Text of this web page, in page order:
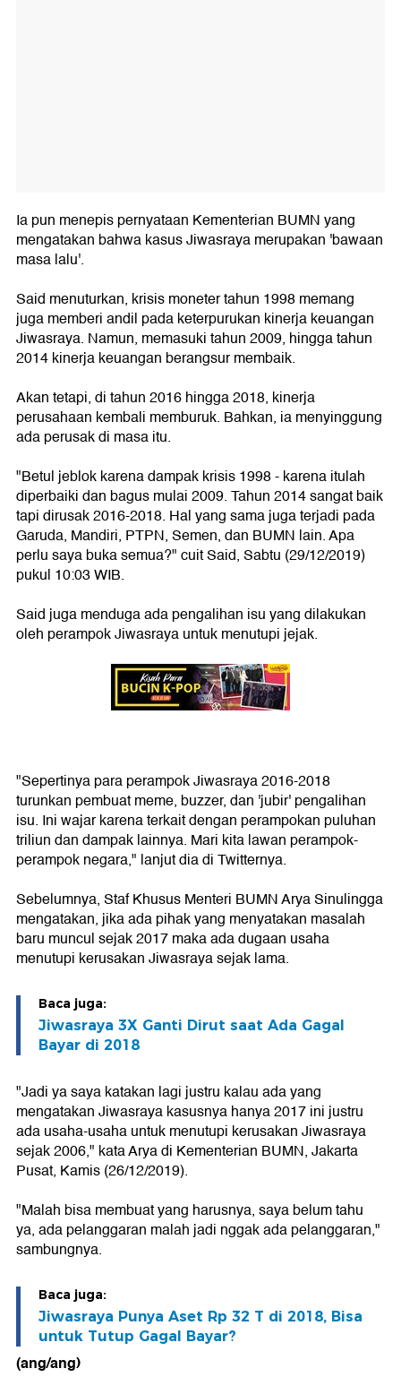
Ia pun menepis pernyataan Kementerian BUMN yang
mengatakan bahwa kasus Jiwasraya merupakan 'bawaan
masa lalu'.
Said menuturkan, krisis moneter tahun 1998 memang
juga memberi andil pada keterpurukan kinerja keuangan
Jiwasraya. Namun, memasuki tahun 2009, hingga tahun
2014 kinerja keuangan berangsur membaik.
Akan tetapi, di tahun 2016 hingga 2018, kinerja
perusahaan kembali memburuk. Bahkan, ia menyinggung
ada perusak di masa itu.
"Betul jeblok karena dampak krisis 1998 - karena itulah
diperbaiki dan bagus mulai 2009. Tahun 2014 sangat baik
tapi dirusak 2016-2018. Hal yang sama juga terjadi pada
Garuda, Mandiri, PTPN, Semen, dan BUMN lain. Apa
perlu saya buka semua?" cuit Said, Sabtu (29/12/2019)
pukul 10:03 WIB.
Said juga menduga ada pengalihan isu yang dilakukan
oleh perampok Jiwasraya untuk menutupi jejak.
"Sepertinya para perampok Jiwasraya 2016-2018
turunkan pembuat meme, buzzer, dan 'jubir' pengalihan
isu. Ini wajar karena terkait dengan perampokan puluhan
triliun dan dampak lainnya. Mari kita lawan perampok-
perampok negara," lanjut dia di Twitternya.
Sebelumnya, Staf Khusus Menteri BUMN Arya Sinulingga
mengatakan, jika ada pihak yang menyatakan masalah
baru muncul sejak 2017 maka ada dugaan usaha
menutupi kerusakan Jiwasraya sejak lama.
Baca juga:
Jiwasraya 3X Ganti Dirut saat Ada Gagal
Bayar di 2018
"Jadi ya saya katakan lagi justru kalau ada yang
mengatakan Jiwasraya kasusnya hanya 2017 ini justru
ada usaha-usaha untuk menutupi kerusakan Jiwasraya
sejak 2006," kata Arya di Kementerian BUMN, Jakarta
Pusat, Kamis (26/12/2019).
"Malah bisa membuat yang harusnya, saya belum tahu
ya, ada pelanggaran malah jadi nggak ada pelanggaran,"
sambungnya.
Baca juga:
Jiwasraya Punya Aset Rp 32 T di 2018, Bisa
untuk Tutup Gagal Bayar?
(ang/ang)